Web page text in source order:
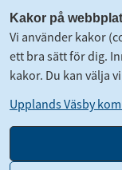
Kakor på
Vi använder kakor
ett bra sätt för dig.
kakor. Du kan välja
Upplands Väsby